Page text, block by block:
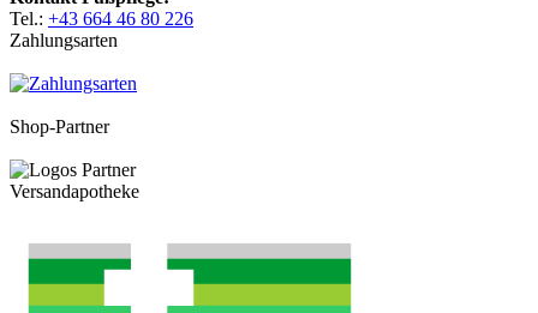
Tel.: +43 664 46 80 226
Zahlungsarten
Shop-Partner
Versandapotheke